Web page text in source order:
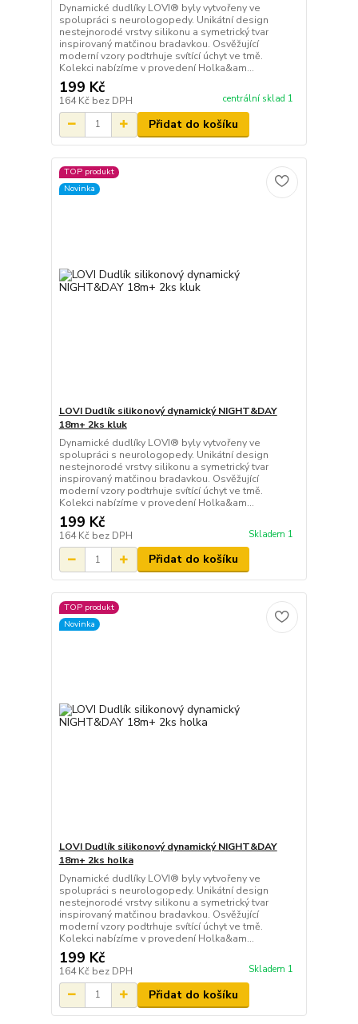
Dynamické dudlíky LOVI® byly vytvořeny ve
spolupráci s neurologopedy. Unikátní design
nestejnorodé vrstvy silikonu a symetrický tvar
inspirovaný matčinou bradavkou. Osvěžující
moderní vzory podtrhuje svítící úchyt ve tmě.
Kolekci nabízíme v provedení Holka&am...
199 Kč
164 Kč bez DPH centrální sklad 1
Přidat do košíku
TOP produkt
Novinka
LOVI Dudlík silikonový dynamický NIGHT&DAY
18m+ 2ks kluk
Dynamické dudlíky LOVI® byly vytvořeny ve
spolupráci s neurologopedy. Unikátní design
nestejnorodé vrstvy silikonu a symetrický tvar
inspirovaný matčinou bradavkou. Osvěžující
moderní vzory podtrhuje svítící úchyt ve tmě.
Kolekci nabízíme v provedení Holka&am...
199 Kč
164 Kč bez DPH Skladem 1
Přidat do košíku
TOP produkt
Novinka
LOVI Dudlík silikonový dynamický NIGHT&DAY
18m+ 2ks holka
Dynamické dudlíky LOVI® byly vytvořeny ve
spolupráci s neurologopedy. Unikátní design
nestejnorodé vrstvy silikonu a symetrický tvar
inspirovaný matčinou bradavkou. Osvěžující
moderní vzory podtrhuje svítící úchyt ve tmě.
Kolekci nabízíme v provedení Holka&am...
199 Kč
164 Kč bez DPH Skladem 1
Přidat do košíku